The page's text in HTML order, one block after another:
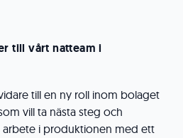
till vårt natteam i
till en ny roll inom bolaget
vill ta nästa steg och
i produktionen med ett